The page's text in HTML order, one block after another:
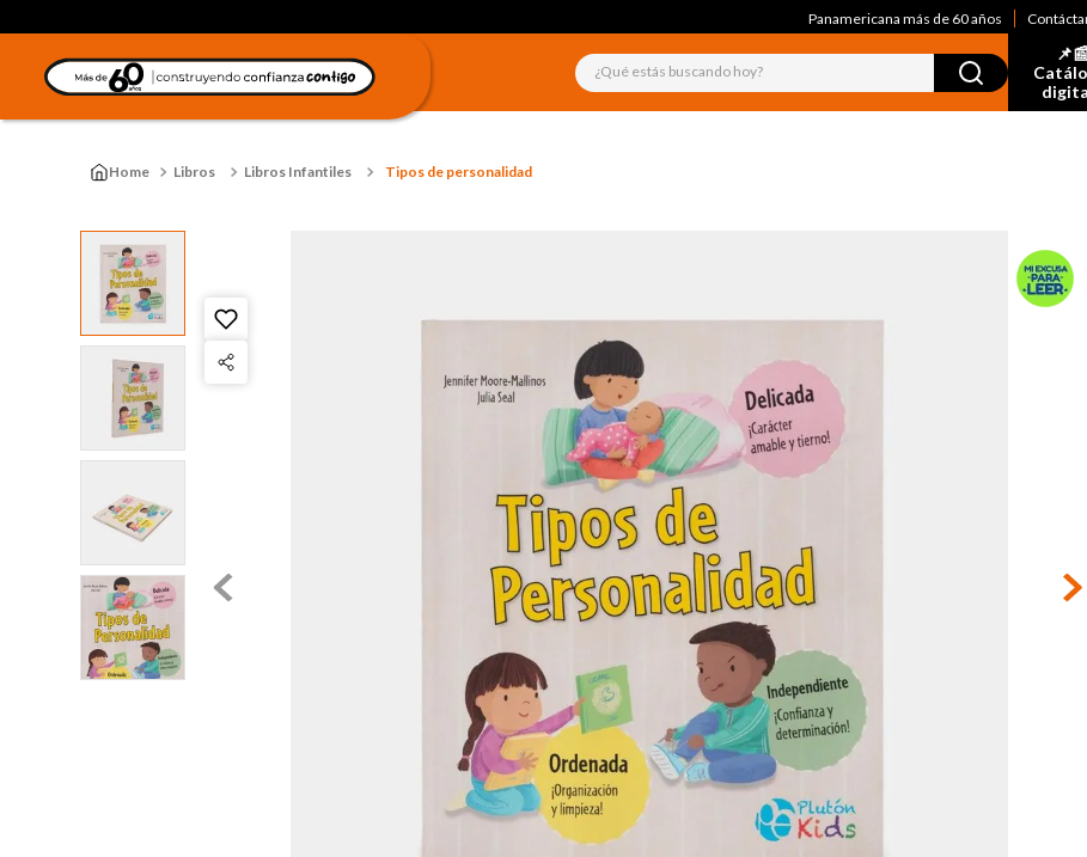
Panamericana más de 60 años
¿Qué estás buscando hoy?
📌📰
Libros Libros Infantiles Tipos de personalidad